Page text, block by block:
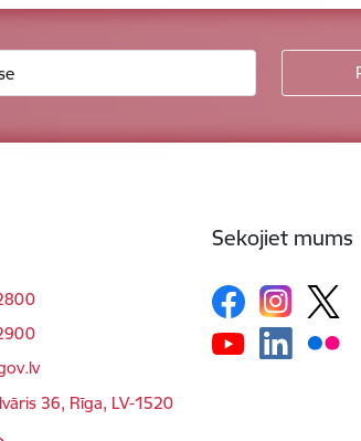
36, Rīga, LV-1520
Sekojiet mums